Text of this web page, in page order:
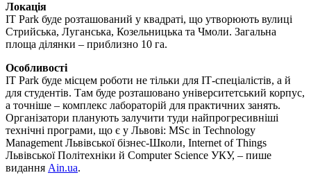
Локація
IT Park буде розташований у квадраті, що утворюють вулиці
Стрийська, Луганська, Козельницька та Чмоли. Загальна
площа ділянки – приблизно 10 га.
Особливості
IT Park буде місцем роботи не тільки для ІТ-спеціалістів, а й
для студентів. Там буде розташовано університетський корпус,
а точніше – комплекс лабораторій для практичних занять.
Організатори планують залучити туди найпрогресивніші
технічні програми, що є у Львові: MSс in Technology
Management Львівської бізнес-Школи, Internet of Things
Львівської Політехніки й Computer Science УКУ, – пише
видання Ain.ua.